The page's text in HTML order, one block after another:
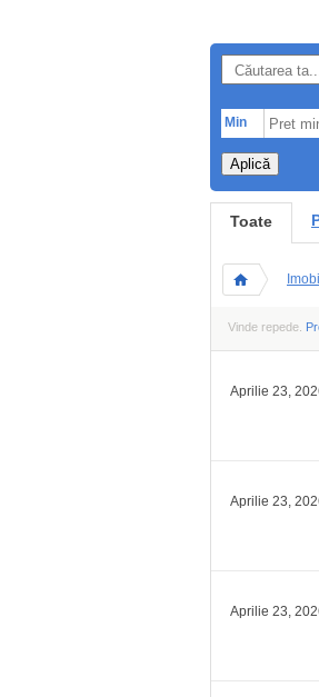
Min
Aplică
Toate
Vinde repede.
Aprilie 23,
Aprilie 23,
Aprilie 23,